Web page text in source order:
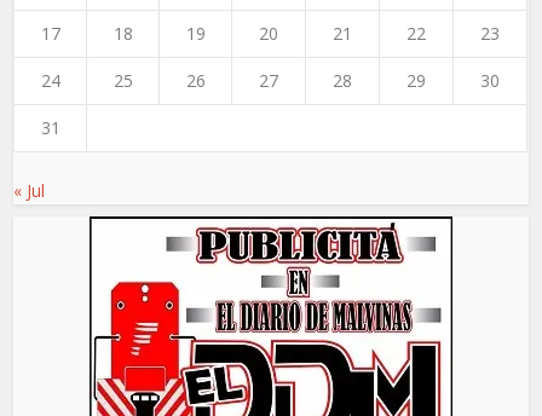
17 18 19 20 21 22 23
24 25 26 27 28 29 30
31
« Jul